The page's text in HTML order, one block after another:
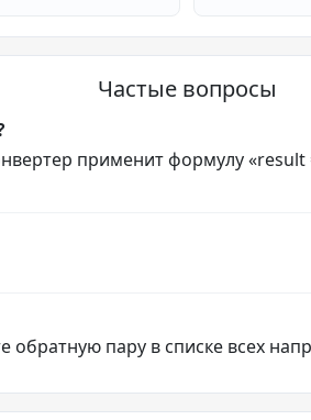
Частые вопросы
применит формулу «result
пару в списке всех